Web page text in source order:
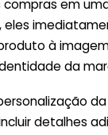
em
eles
à
da
detalhes